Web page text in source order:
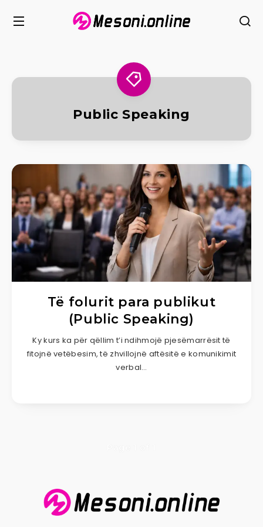
Public Speaking
Të folurit para publikut
(Public Speaking)
Ky kurs ka për qëllim t’i ndihmojë pjesëmarrësit të
fitojnë vetëbesim, të zhvillojnë aftësitë e komunikimit
verbal…